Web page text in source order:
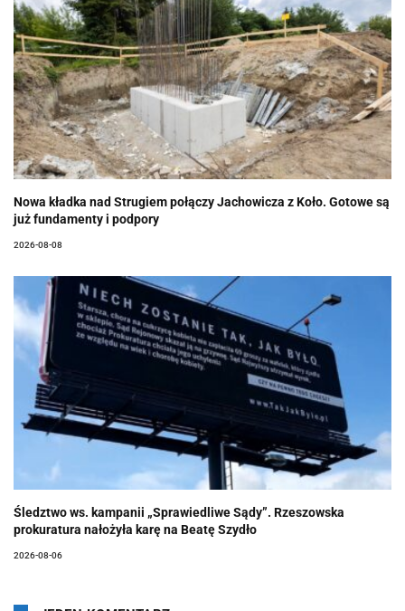
Nowa kładka nad Strugiem połączy Jachowicza z Koło. Gotowe są
już fundamenty i podpory
2026-08-08
Śledztwo ws. kampanii „Sprawiedliwe Sądy”. Rzeszowska
prokuratura nałożyła karę na Beatę Szydło
2026-08-06